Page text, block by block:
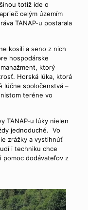
totiž ide o
celým územím
TANAP-u postarala
kosili a seno z nich
hospodárske
ktorý
Horská lúka, ktorá
lúčne spoločenstvá –
teréne vo
TANAP-u lúky nielen
jednoduché. Vo
zrážky a vystihnúť
i techniku chce
pomoc dodávateľov z